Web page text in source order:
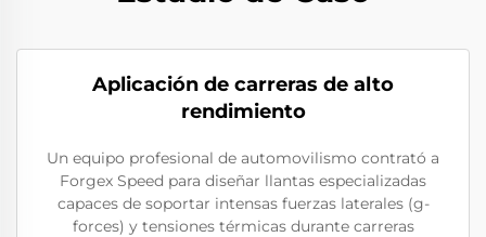
Aplicación de carreras de alto
rendimiento
Un equipo profesional de automovilismo contrató a
Forgex Speed para diseñar llantas especializadas
capaces de soportar intensas fuerzas laterales (g-
forces) y tensiones térmicas durante carreras